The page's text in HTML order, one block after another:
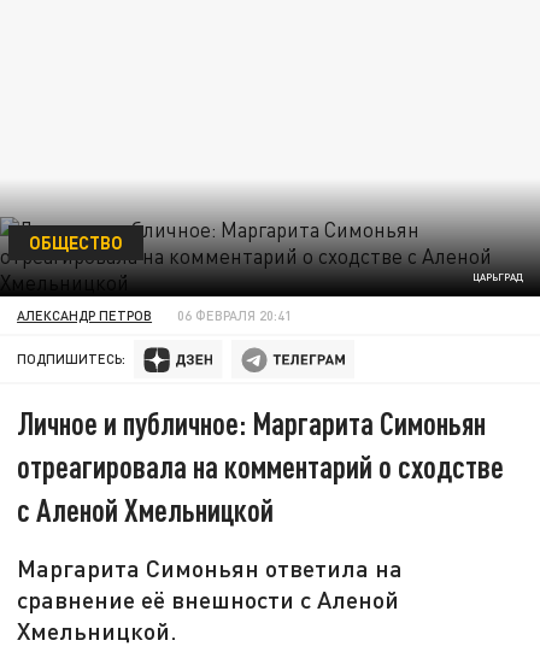
ЦАРЬГРАД
ОБЩЕСТВО
АЛЕКСАНДР ПЕТРОВ 06 ФЕВРАЛЯ 20:41
ПОДПИШИТЕСЬ:
Личное и публичное: Маргарита Симоньян
отреагировала на комментарий о сходстве
с Аленой Хмельницкой
Маргарита Симоньян ответила на
сравнение её внешности с Аленой
Хмельницкой.